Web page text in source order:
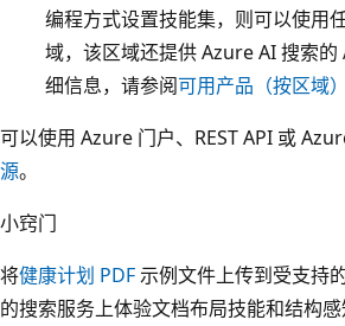
编程方式设置技能集，则可以使用
域，该区域还提供 Azure AI 搜索
细信息，请参阅可用产品（按区域）
可以使用 Azure 门户、REST API 或
源。
小窍门
将健康计划 PDF示例文件上传到受支持
的搜索服务上体验文档布局技能和结构感